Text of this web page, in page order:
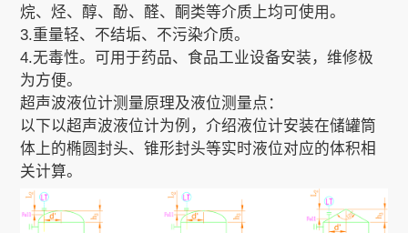
烷、烃、醇、酚、醛、酮类等介质上均可使用。
3.重量轻、不结垢、不污染介质。
4.无毒性。可用于药品、食品工业设备安装，维修极
为方便。
超声波液位计测量原理及液位测量点：
以下以超声波液位计为例，介绍液位计安装在储罐筒
体上的椭圆封头、锥形封头等实时液位对应的体积相
关计算。